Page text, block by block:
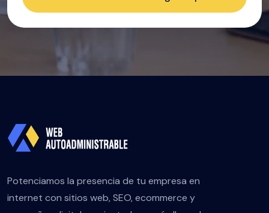
Potenciamos la presencia de tu empresa en
internet con sitios web, SEO, ecommerce y